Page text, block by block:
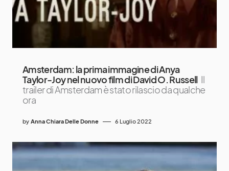
Amsterdam: la prima immagine di Anya
Taylor-Joy nel nuovo film di David O. Russell Il
trailer di Amsterdam è stato rilascio da qualche
ora
by Anna Chiara Delle Donne 6 Luglio 2022